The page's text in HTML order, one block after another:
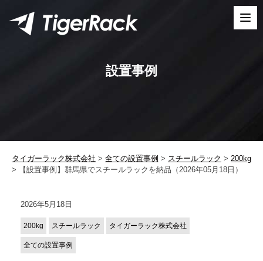
content
設置事例
タイガーラック株式会社 > 全ての設置事例 > スチールラック > 200kg
>
【設置事例】群馬県でスチールラックを納品（2026年05月18日）
2026年5月18日
200kg スチールラック タイガーラック株式会社
全ての設置事例